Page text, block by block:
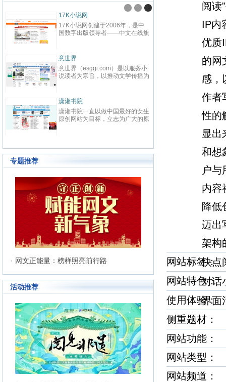
九阅小说
九阅小说网，最好看的小说阅读网
站,提供现代言情、古代言情、穿
强、免费小说等在线阅读。每日最
快更新,页面简洁,访问速度快
纵横
网站
致力
鼎、
最具
与史
化软
有“纵
优秀
读，
编、
显著
部，
6000
创文
晋江文学城
晋江文学城创立于2003年8月1
日，是中国大陆范围内最具影响力
耽美、爱情等原创网络小说而著
名。 截止到2015年3月31日，晋
江文学城拥有在线作品177万余
部，穿越、言情、影视、都市爱
情、职场婚姻、青春校园、武侠仙
的这种不落窠臼的行事作风也在行
和两万余名签约作者在这个平台上
日更不辍，为广大网络文学爱好者
献上了一部又一部可以堪称经典的
网络文学著作。其中得以出版作品
的作者达到3000人，每天有近1万
新用户注册、750部新作品诞生，
两本新书被成功代理出版，上百部
作品签约影视，过万部作品引入手
机分销渠道，其口碑卓著的良心服
立起极高声望。 历经十二年的风
雨，晋江文学城已经从一个简单的
文学爱好者的集散地快速且稳健地
成长为行业内的翘楚，为1300万
来自不同地区和国家的注册用户突
破地区、种族、语言和国家的障碍
聚集在这里的网络文学同好们构建
起创作交流与沟通的平台。
起点
立于
创文
字内
下。
学作
大成果
连尚读书网
连尚读书网（免费小说），最热门
免费小说大全，免费阅读App，提
供玄幻小说、网游小说、言情小
红袖
红袖
全球
拥有
准的
240万
文、
记等
写作
有长
万部
5600
专题推荐
· 网文正能量：榜样照亮前行路
活动推荐
阅读
IP内
优质
的网
感，
作者
性的
显出
和想
户
内容
降低
迈出
架
网站标签
快
网站特色
对
使用体验
界
侧重题材
网站功能：
网站类型：
网站频道